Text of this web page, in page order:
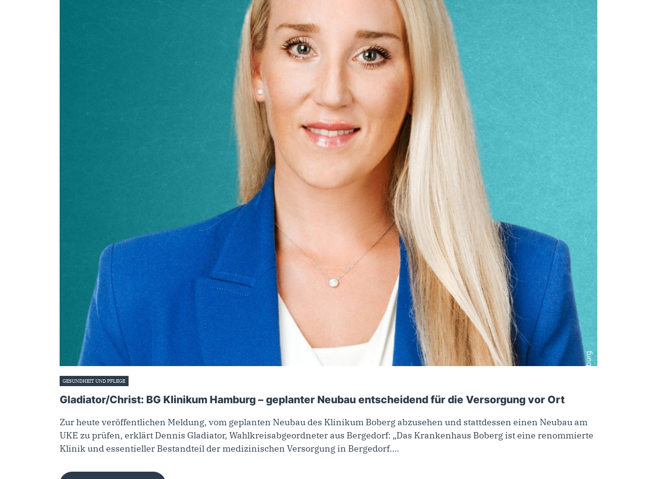
GESUNDHEIT UND PFLEGE
Gladiator/Christ: BG Klinikum Hamburg – geplanter Neubau entscheidend für die Versorgung vor Ort
Zur heute veröffentlichen Meldung, vom geplanten Neubau des Klinikum Boberg abzusehen und stattdessen einen Neubau am
UKE zu prüfen, erklärt Dennis Gladiator, Wahlkreisabgeordneter aus Bergedorf: „Das Krankenhaus Boberg ist eine renommierte
Klinik und essentieller Bestandteil der medizinischen Versorgung in Bergedorf.…